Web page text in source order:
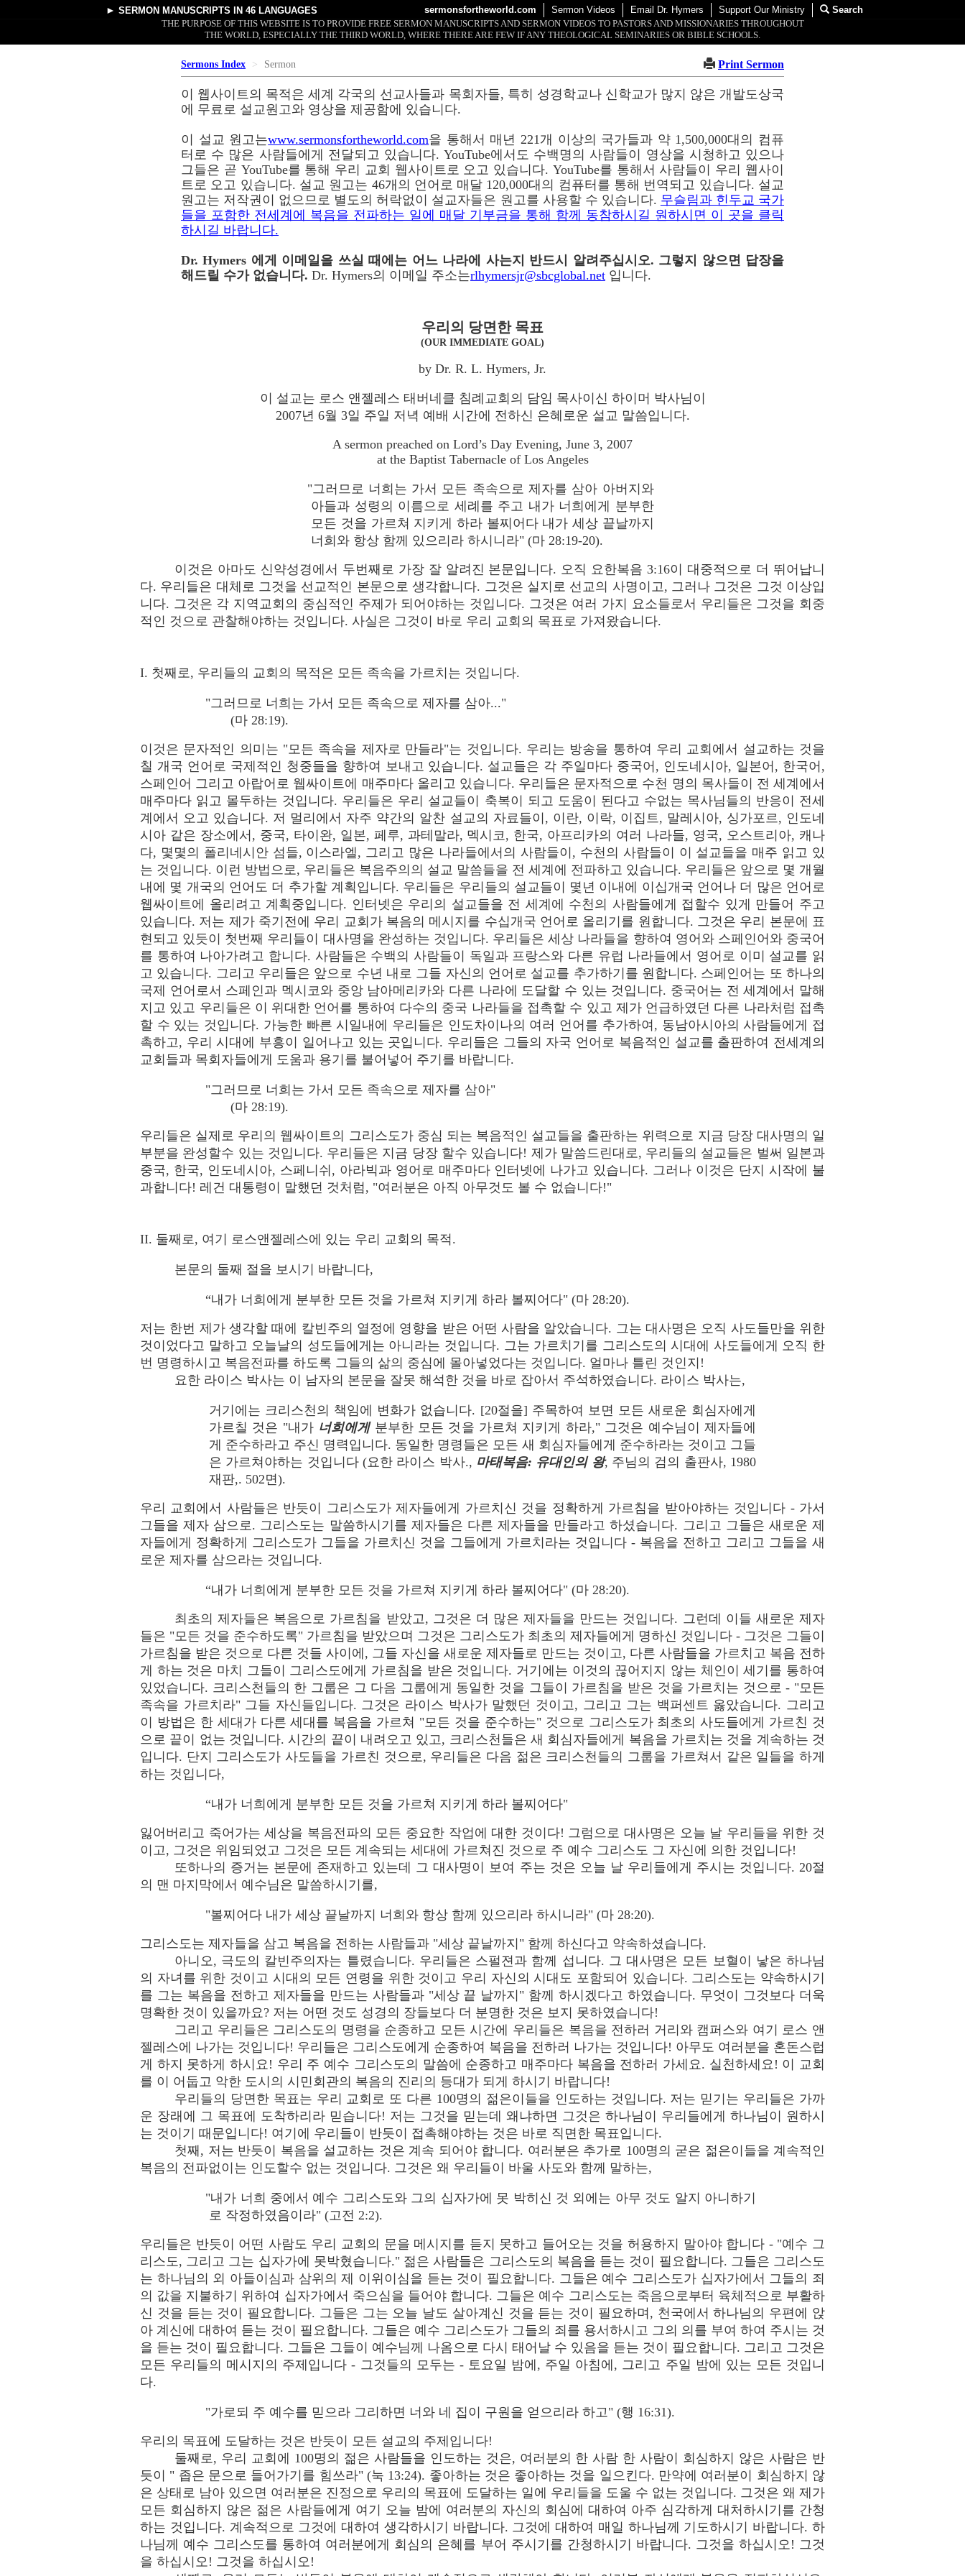
► SERMON MANUSCRIPTS IN 46 LANGUAGES sermonsfortheworld.com Sermon Videos Email Dr. Hymers Support Our Ministry
Search
THE PURPOSE OF THIS WEBSITE IS TO PROVIDE FREE SERMON MANUSCRIPTS AND SERMON VIDEOS TO PASTORS AND MISSIONARIES THROUGHOUT
THE WORLD, ESPECIALLY THE THIRD WORLD, WHERE THERE ARE FEW IF ANY THEOLOGICAL SEMINARIES OR BIBLE SCHOOLS.
Sermons Index Sermon Print Sermon
이 웹사이트의 목적은 세계 각국의 선교사들과 목회자들, 특히 성경학교나 신학교가 많지 않은 개발도상국
에 무료로 설교원고와 영상을 제공함에 있습니다.
이 설교 원고는www.sermonsfortheworld.com을 통해서 매년 221개 이상의 국가들과 약 1,500,000대의 컴퓨
터로 수 많은 사람들에게 전달되고 있습니다. YouTube에서도 수백명의 사람들이 영상을 시청하고 있으나
그들은 곧 YouTube를 통해 우리 교회 웹사이트로 오고 있습니다. YouTube를 통해서 사람들이 우리 웹사이
트로 오고 있습니다. 설교 원고는 46개의 언어로 매달 120,000대의 컴퓨터를 통해 번역되고 있습니다. 설교
원고는 저작권이 없으므로 별도의 허락없이 설교자들은 원고를 사용할 수 있습니다. 무슬림과 힌두교 국가
들을 포함한 전세계에 복음을 전파하는 일에 매달 기부금을 통해 함께 동참하시길 원하시면 이 곳을 클릭
하시길 바랍니다.
Dr. Hymers 에게 이메일을 쓰실 때에는 어느 나라에 사는지 반드시 알려주십시오. 그렇지 않으면 답장을
해드릴 수가 없습니다. Dr. Hymers의 이메일 주소는rlhymersjr@sbcglobal.net 입니다.
우리의 당면한 목표
(OUR IMMEDIATE GOAL)
by Dr. R. L. Hymers, Jr.
이 설교는 로스 앤젤레스 태버네클 침례교회의 담임 목사이신 하이머 박사님이
2007년 6월 3일 주일 저녁 예배 시간에 전하신 은혜로운 설교 말씀입니다.
A sermon preached on Lord’s Day Evening, June 3, 2007
at the Baptist Tabernacle of Los Angeles
"그러므로 너희는 가서 모든 족속으로 제자를 삼아 아버지와
아들과 성령의 이름으로 세례를 주고 내가 너희에게 분부한
모든 것을 가르쳐 지키게 하라 볼찌어다 내가 세상 끝날까지
너희와 항상 함께 있으리라 하시니라" (마 28:19-20).
이것은 아마도 신약성경에서 두번째로 가장 잘 알려진 본문입니다. 오직 요한복음 3:16이 대중적으로 더 뛰어납니
다. 우리들은 대체로 그것을 선교적인 본문으로 생각합니다. 그것은 실지로 선교의 사명이고, 그러나 그것은 그것 이상입
니다. 그것은 각 지역교회의 중심적인 주제가 되어야하는 것입니다. 그것은 여러 가지 요소들로서 우리들은 그것을 회중
적인 것으로 관찰해야하는 것입니다. 사실은 그것이 바로 우리 교회의 목표로 가져왔습니다.
I. 첫째로, 우리들의 교회의 목적은 모든 족속을 가르치는 것입니다.
"그러므로 너희는 가서 모든 족속으로 제자를 삼아..."
(마 28:19).
이것은 문자적인 의미는 "모든 족속을 제자로 만들라"는 것입니다. 우리는 방송을 통하여 우리 교회에서 설교하는 것을
칠 개국 언어로 국제적인 청중들을 향하여 보내고 있습니다. 설교들은 각 주일마다 중국어, 인도네시아, 일본어, 한국어,
스페인어 그리고 아랍어로 웹싸이트에 매주마다 올리고 있습니다. 우리들은 문자적으로 수천 명의 목사들이 전 세계에서
매주마다 읽고 몰두하는 것입니다. 우리들은 우리 설교들이 축복이 되고 도움이 된다고 수없는 목사님들의 반응이 전세
계에서 오고 있습니다. 저 멀리에서 자주 약간의 알찬 설교의 자료들이, 이란, 이락, 이집트, 말레시아, 싱가포르, 인도네
시아 같은 장소에서, 중국, 타이완, 일본, 페루, 과테말라, 멕시코, 한국, 아프리카의 여러 나라들, 영국, 오스트리아, 캐나
다, 몇몇의 폴리네시안 섬들, 이스라엘, 그리고 많은 나라들에서의 사람들이, 수천의 사람들이 이 설교들을 매주 읽고 있
는 것입니다. 이런 방법으로, 우리들은 복음주의의 설교 말씀들을 전 세계에 전파하고 있습니다. 우리들은 앞으로 몇 개월
내에 몇 개국의 언어도 더 추가할 계획입니다. 우리들은 우리들의 설교들이 몇년 이내에 이십개국 언어나 더 많은 언어로
웹싸이트에 올리려고 계획중입니다. 인터넷은 우리의 설교들을 전 세계에 수천의 사람들에게 접할수 있게 만들어 주고
있습니다. 저는 제가 죽기전에 우리 교회가 복음의 메시지를 수십개국 언어로 올리기를 원합니다. 그것은 우리 본문에 표
현되고 있듯이 첫번째 우리들이 대사명을 완성하는 것입니다. 우리들은 세상 나라들을 향하여 영어와 스페인어와 중국어
를 통하여 나아가려고 합니다. 사람들은 수백의 사람들이 독일과 프랑스와 다른 유럽 나라들에서 영어로 이미 설교를 읽
고 있습니다. 그리고 우리들은 앞으로 수년 내로 그들 자신의 언어로 설교를 추가하기를 원합니다. 스페인어는 또 하나의
국제 언어로서 스페인과 멕시코와 중앙 남아메리카와 다른 나라에 도달할 수 있는 것입니다. 중국어는 전 세계에서 말해
지고 있고 우리들은 이 위대한 언어를 통하여 다수의 중국 나라들을 접촉할 수 있고 제가 언급하였던 다른 나라처럼 접촉
할 수 있는 것입니다. 가능한 빠른 시일내에 우리들은 인도차이나의 여러 언어를 추가하여, 동남아시아의 사람들에게 접
촉하고, 우리 시대에 부흥이 일어나고 있는 곳입니다. 우리들은 그들의 자국 언어로 복음적인 설교를 출판하여 전세계의
교회들과 목회자들에게 도움과 용기를 불어넣어 주기를 바랍니다.
"그러므로 너희는 가서 모든 족속으로 제자를 삼아"
(마 28:19).
우리들은 실제로 우리의 웹싸이트의 그리스도가 중심 되는 복음적인 설교들을 출판하는 위력으로 지금 당장 대사명의 일
부분을 완성할수 있는 것입니다. 우리들은 지금 당장 할수 있습니다! 제가 말씀드린대로, 우리들의 설교들은 벌써 일본과
중국, 한국, 인도네시아, 스페니쉬, 아라빅과 영어로 매주마다 인터넷에 나가고 있습니다. 그러나 이것은 단지 시작에 불
과합니다! 레건 대통령이 말했던 것처럼, "여러분은 아직 아무것도 볼 수 없습니다!"
II. 둘째로, 여기 로스앤젤레스에 있는 우리 교회의 목적.
본문의 둘째 절을 보시기 바랍니다,
“내가 너희에게 분부한 모든 것을 가르쳐 지키게 하라 볼찌어다" (마 28:20).
저는 한번 제가 생각할 때에 칼빈주의 열정에 영향을 받은 어떤 사람을 알았습니다. 그는 대사명은 오직 사도들만을 위한
것이었다고 말하고 오늘날의 성도들에게는 아니라는 것입니다. 그는 가르치기를 그리스도의 시대에 사도들에게 오직 한
번 명령하시고 복음전파를 하도록 그들의 삶의 중심에 몰아넣었다는 것입니다. 얼마나 틀린 것인지!
요한 라이스 박사는 이 남자의 본문을 잘못 해석한 것을 바로 잡아서 주석하였습니다. 라이스 박사는,
거기에는 크리스천의 책임에 변화가 없습니다. [20절을] 주목하여 보면 모든 새로운 회심자에게
가르칠 것은 "내가 너희에게분부한 모든 것을 가르쳐 지키게 하라," 그것은 예수님이 제자들에
게 준수하라고 주신 명력입니다. 동일한 명령들은 모든 새 회심자들에게 준수하라는 것이고 그들
은 가르쳐야하는 것입니다 (요한 라이스 박사., 마태복음: 유대인의 왕, 주님의 검의 출판사, 1980
재판,. 502면).
우리 교회에서 사람들은 반듯이 그리스도가 제자들에게 가르치신 것을 정확하게 가르침을 받아야하는 것입니다 - 가서
그들을 제자 삼으로. 그리스도는 말씀하시기를 제자들은 다른 제자들을 만들라고 하셨습니다. 그리고 그들은 새로운 제
자들에게 정확하게 그리스도가 그들을 가르치신 것을 그들에게 가르치라는 것입니다 - 복음을 전하고 그리고 그들을 새
로운 제자를 삼으라는 것입니다.
“내가 너희에게 분부한 모든 것을 가르쳐 지키게 하라 볼찌어다" (마 28:20).
최초의 제자들은 복음으로 가르침을 받았고, 그것은 더 많은 제자들을 만드는 것입니다. 그런데 이들 새로운 제자
들은 "모든 것을 준수하도록" 가르침을 받았으며 그것은 그리스도가 최초의 제자들에게 명하신 것입니다 - 그것은 그들이
가르침을 받은 것으로 다른 것들 사이에, 그들 자신을 새로운 제자들로 만드는 것이고, 다른 사람들을 가르치고 복음 전하
게 하는 것은 마치 그들이 그리스도에게 가르침을 받은 것입니다. 거기에는 이것의 끊어지지 않는 체인이 세기를 통하여
있었습니다. 크리스천들의 한 그룹은 그 다음 그룹에게 동일한 것을 그들이 가르침을 받은 것을 가르치는 것으로 - "모든
족속을 가르치라" 그들 자신들입니다. 그것은 라이스 박사가 말했던 것이고, 그리고 그는 백퍼센트 옳았습니다. 그리고
이 방법은 한 세대가 다른 세대를 복음을 가르쳐 "모든 것을 준수하는" 것으로 그리스도가 최초의 사도들에게 가르친 것
으로 끝이 없는 것입니다. 시간의 끝이 내려오고 있고, 크리스천들은 새 회심자들에게 복음을 가르치는 것을 계속하는 것
입니다. 단지 그리스도가 사도들을 가르친 것으로, 우리들은 다음 젊은 크리스천들의 그룹을 가르쳐서 같은 일들을 하게
하는 것입니다,
“내가 너희에게 분부한 모든 것을 가르쳐 지키게 하라 볼찌어다"
잃어버리고 죽어가는 세상을 복음전파의 모든 중요한 작업에 대한 것이다! 그럼으로 대사명은 오늘 날 우리들을 위한 것
이고, 그것은 위임되었고 그것은 모든 계속되는 세대에 가르쳐진 것으로 주 예수 그리스도 그 자신에 의한 것입니다!
또하나의 증거는 본문에 존재하고 있는데 그 대사명이 보여 주는 것은 오늘 날 우리들에게 주시는 것입니다. 20절
의 맨 마지막에서 예수님은 말씀하시기를,
"볼찌어다 내가 세상 끝날까지 너희와 항상 함께 있으리라 하시니라" (마 28:20).
그리스도는 제자들을 삼고 복음을 전하는 사람들과 "세상 끝날까지" 함께 하신다고 약속하셨습니다.
아니오, 극도의 칼빈주의자는 틀렸습니다. 우리들은 스펄젼과 함께 섭니다. 그 대사명은 모든 보혈이 낳은 하나님
의 자녀를 위한 것이고 시대의 모든 연령을 위한 것이고 우리 자신의 시대도 포함되어 있습니다. 그리스도는 약속하시기
를 그는 복음을 전하고 제자들을 만드는 사람들과 "세상 끝 날까지" 함께 하시겠다고 하였습니다. 무엇이 그것보다 더욱
명확한 것이 있을까요? 저는 어떤 것도 성경의 장들보다 더 분명한 것은 보지 못하였습니다!
그리고 우리들은 그리스도의 명령을 순종하고 모든 시간에 우리들은 복음을 전하러 거리와 캠퍼스와 여기 로스 앤
젤레스에 나가는 것입니다! 우리들은 그리스도에게 순종하여 복음을 전하러 나가는 것입니다! 아무도 여러분을 혼돈스럽
게 하지 못하게 하시요! 우리 주 예수 그리스도의 말씀에 순종하고 매주마다 복음을 전하러 가세요. 실천하세요! 이 교회
를 이 어둡고 악한 도시의 시민회관의 복음의 진리의 등대가 되게 하시기 바랍니다!
우리들의 당면한 목표는 우리 교회로 또 다른 100명의 젊은이들을 인도하는 것입니다. 저는 믿기는 우리들은 가까
운 장래에 그 목표에 도착하리라 믿습니다! 저는 그것을 믿는데 왜냐하면 그것은 하나님이 우리들에게 하나님이 원하시
는 것이기 때문입니다! 여기에 우리들이 반듯이 접촉해야하는 것은 바로 직면한 목표입니다.
첫째, 저는 반듯이 복음을 설교하는 것은 계속 되어야 합니다. 여러분은 추가로 100명의 굳은 젊은이들을 계속적인
복음의 전파없이는 인도할수 없는 것입니다. 그것은 왜 우리들이 바울 사도와 함께 말하는,
"내가 너희 중에서 예수 그리스도와 그의 십자가에 못 박히신 것 외에는 아무 것도 알지 아니하기
로 작정하였음이라" (고전 2:2).
우리들은 반듯이 어떤 사람도 우리 교회의 문을 메시지를 듣지 못하고 들어오는 것을 허용하지 말아야 합니다 - "예수 그
리스도, 그리고 그는 십자가에 못박혔습니다." 젊은 사람들은 그리스도의 복음을 듣는 것이 필요합니다. 그들은 그리스도
는 하나님의 외 아들이심과 삼위의 제 이위이심을 듣는 것이 필요합니다. 그들은 예수 그리스도가 십자가에서 그들의 죄
의 값을 지불하기 위하여 십자가에서 죽으심을 들어야 합니다. 그들은 예수 그리스도는 죽음으로부터 육체적으로 부활하
신 것을 듣는 것이 필요합니다. 그들은 그는 오늘 날도 살아계신 것을 듣는 것이 필요하며, 천국에서 하나님의 우편에 앉
아 계신에 대하여 듣는 것이 필요합니다. 그들은 예수 그리스도가 그들의 죄를 용서하시고 그의 의를 부여 하여 주시는 것
을 듣는 것이 필요합니다. 그들은 그들이 예수님께 나옴으로 다시 태어날 수 있음을 듣는 것이 필요합니다. 그리고 그것은
모든 우리들의 메시지의 주제입니다 - 그것들의 모두는 - 토요일 밤에, 주일 아침에, 그리고 주일 밤에 있는 모든 것입니
다.
"가로되 주 예수를 믿으라 그리하면 너와 네 집이 구원을 얻으리라 하고" (행 16:31).
우리의 목표에 도달하는 것은 반듯이 모든 설교의 주제입니다!
둘째로, 우리 교회에 100명의 젊은 사람들을 인도하는 것은, 여러분의 한 사람 한 사람이 회심하지 않은 사람은 반
듯이 " 좁은 문으로 들어가기를 힘쓰라" (눅 13:24). 좋아하는 것은 좋아하는 것을 일으킨다. 만약에 여러분이 회심하지 않
은 상태로 남아 있으면 여러분은 진정으로 우리의 목표에 도달하는 일에 우리들을 도울 수 없는 것입니다. 그것은 왜 제가
모든 회심하지 않은 젊은 사람들에게 여기 오늘 밤에 여러분의 자신의 회심에 대하여 아주 심각하게 대처하시기를 간청
하는 것입니다. 계속적으로 그것에 대하여 생각하시기 바랍니다. 그것에 대하여 매일 하나님께 기도하시기 바랍니다. 하
나님께 예수 그리스도를 통하여 여러분에게 회심의 은혜를 부어 주시기를 간청하시기 바랍니다. 그것을 하십시오! 그것
을 하십시오! 그것을 하십시오!